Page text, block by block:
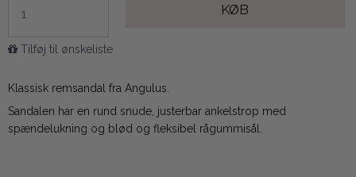
KØB
Tilføj til ønskeliste
Klassisk remsandal fra Angulus.
Sandalen har en rund snude, justerbar ankelstrop med
spændelukning og blød og fleksibel rågummisål.